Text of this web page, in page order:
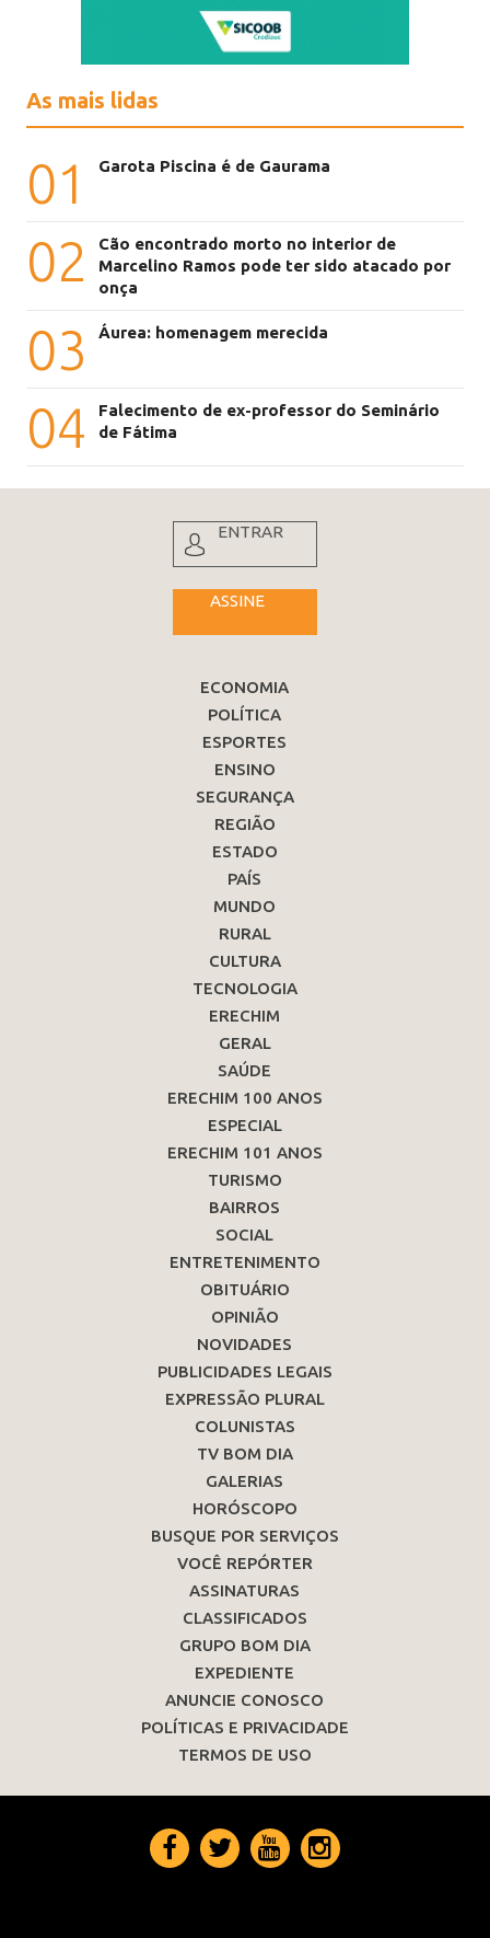
As mais lidas
01 Garota Piscina é de Gaurama
02
Cão encontrado morto no interior de
Marcelino Ramos pode ter sido atacado por
onça
03 Áurea: homenagem merecida
04
Falecimento de ex-professor do Seminário
de Fátima
ENTRAR
ASSINE
ECONOMIA
POLÍTICA
ESPORTES
ENSINO
SEGURANÇA
REGIÃO
ESTADO
PAÍS
MUNDO
RURAL
CULTURA
TECNOLOGIA
ERECHIM
GERAL
SAÚDE
ERECHIM 100 ANOS
ESPECIAL
ERECHIM 101 ANOS
TURISMO
BAIRROS
SOCIAL
ENTRETENIMENTO
OBITUÁRIO
OPINIÃO
NOVIDADES
PUBLICIDADES LEGAIS
EXPRESSÃO PLURAL
COLUNISTAS
TV BOM DIA
GALERIAS
HORÓSCOPO
BUSQUE POR SERVIÇOS
VOCÊ REPÓRTER
ASSINATURAS
CLASSIFICADOS
GRUPO BOM DIA
EXPEDIENTE
ANUNCIE CONOSCO
POLÍTICAS E PRIVACIDADE
TERMOS DE USO